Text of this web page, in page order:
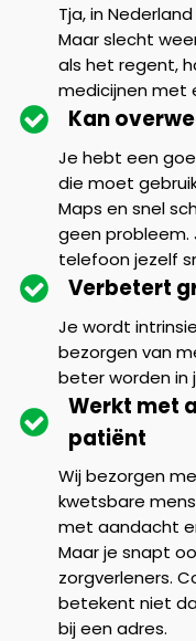
Tja, in
Maar slecht
als het regent,
medicijnen met
Kan
Je hebt een
die moet
Maps en snel
geen probleem.
telefoon jezelf
Verbetert
Je wordt
bezorgen van
beter worden in
Werkt met
patiënt
Wij bezorgen
kwetsbare
met aandacht
Maar je snapt
zorgverleners.
betekent niet
bij een adres.